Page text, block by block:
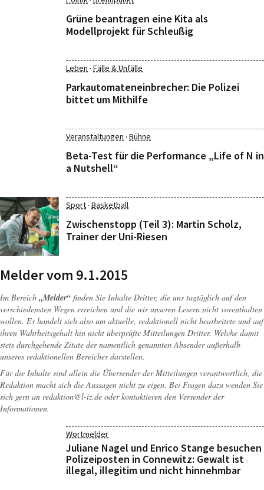
Grüne beantragen eine Kita als
Modellprojekt für Schleußig
Leben · Fälle & Unfälle
Parkautomateneinbrecher: Die Polizei
bittet um Mithilfe
Veranstaltungen · Bühne
Beta-Test für die Performance „Life of N in
a Nutshell“
Sport· Basketball
Zwischenstopp (Teil 3): Martin Scholz,
Trainer der Uni-Riesen
Melder vom 9.1.2015
Im Bereich „Melder“ finden Sie Inhalte Dritter, die uns tagtäglich auf den
verschiedensten Wegen erreichen und die wir unseren Lesern nicht vorenthalten
wollen. Es handelt sich also um aktuelle, redaktionell nicht bearbeitete und auf
ihren Wahrheitsgehalt hin nicht überprüfte Mitteilungen Dritter. Welche damit
stets durchgehende Zitate der namentlich genannten Absender außerhalb
unseres redaktionellen Bereiches darstellen.
Für die Inhalte sind allein die Übersender der Mitteilungen verantwortlich, die
Redaktion macht sich die Aussagen nicht zu eigen. Bei Fragen dazu wenden Sie
sich gern an redaktion@l-iz.de oder kontaktieren den Versender der
Informationen.
Wortmelder
Juliane Nagel und Enrico Stange besuchen
Polizeiposten in Connewitz: Gewalt ist
illegal, illegitim und nicht hinnehmbar